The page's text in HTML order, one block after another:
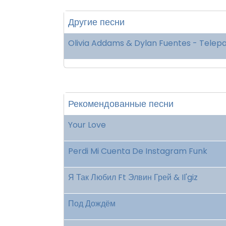
Другие песни
Olivia Addams & Dylan Fuentes -
Рекомендованные песни
Your Love
Perdi Mi Cuenta De Instagram Funk
Я Так Любил Ft Элвин Грей & Il'giz
Под Дождём